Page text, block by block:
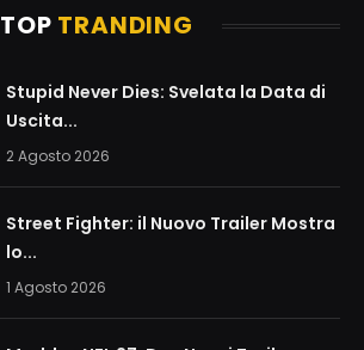
TOP TRANDING
Stupid Never Dies: Svelata la Data di
Uscita...
2 Agosto 2026
Street Fighter: il Nuovo Trailer Mostra
lo...
1 Agosto 2026